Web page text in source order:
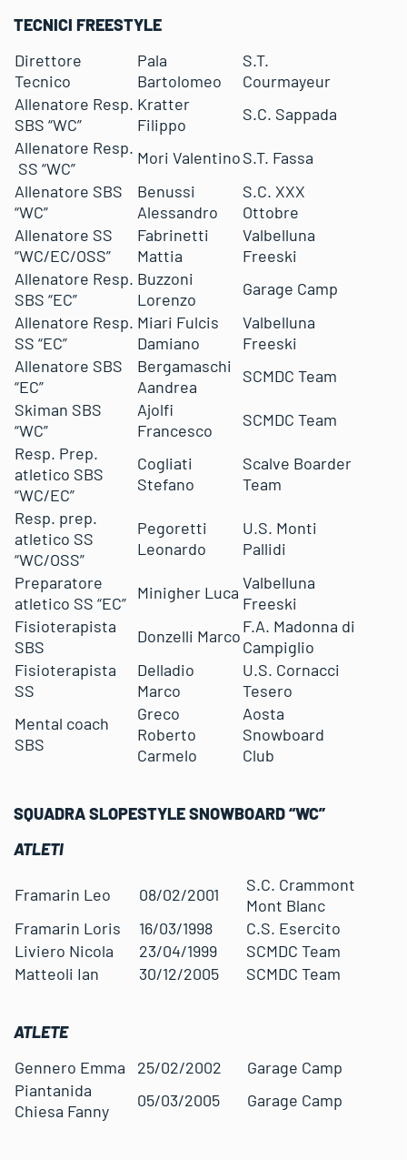
TECNICI FREESTYLE
Direttore
Tecnico
Pala
Bartolomeo
S.T.
Courmayeur
Allenatore Resp.
SBS “WC”
Kratter
Filippo
S.C. Sappada
Allenatore Resp.
SS “WC”
Mori ValentinoS.T. Fassa
Allenatore SBS
“WC”
Benussi
Alessandro
S.C. XXX
Ottobre
Allenatore SS
“WC/EC/OSS”
Fabrinetti
Mattia
Valbelluna
Freeski
Allenatore Resp.
SBS “EC”
Buzzoni
Lorenzo
Garage Camp
Allenatore Resp.
SS “EC”
Miari Fulcis
Damiano
Valbelluna
Freeski
Allenatore SBS
“EC”
Bergamaschi
Aandrea
SCMDC Team
Skiman SBS
“WC”
Ajolfi
Francesco
SCMDC Team
Resp. Prep.
atletico SBS
“WC/EC”
Cogliati
Stefano
Scalve Boarder
Team
Resp. prep.
atletico SS
“WC/OSS”
Pegoretti
Leonardo
U.S. Monti
Pallidi
Preparatore
atletico SS “EC”
Minigher Luca Valbelluna
Freeski
Fisioterapista
SBS
Donzelli MarcoF.A. Madonna di
Campiglio
Fisioterapista
SS
Delladio
Marco
U.S. Cornacci
Tesero
Mental coach
SBS
Greco
Roberto
Carmelo
Aosta
Snowboard
Club
SQUADRASLOPESTYLE SNOWBOARD “WC”
ATLETI
Framarin Leo 08/02/2001
S.C. Crammont
Mont Blanc
Framarin Loris
16/03/1998
C.S. Esercito
Liviero Nicola
23/04/1999
SCMDC Team
Matteoli Ian
30/12/2005 SCMDC Team
ATLETE
Gennero Emma
25/02/2002
Garage Camp
Piantanida
Chiesa Fanny
05/03/2005 Garage Camp